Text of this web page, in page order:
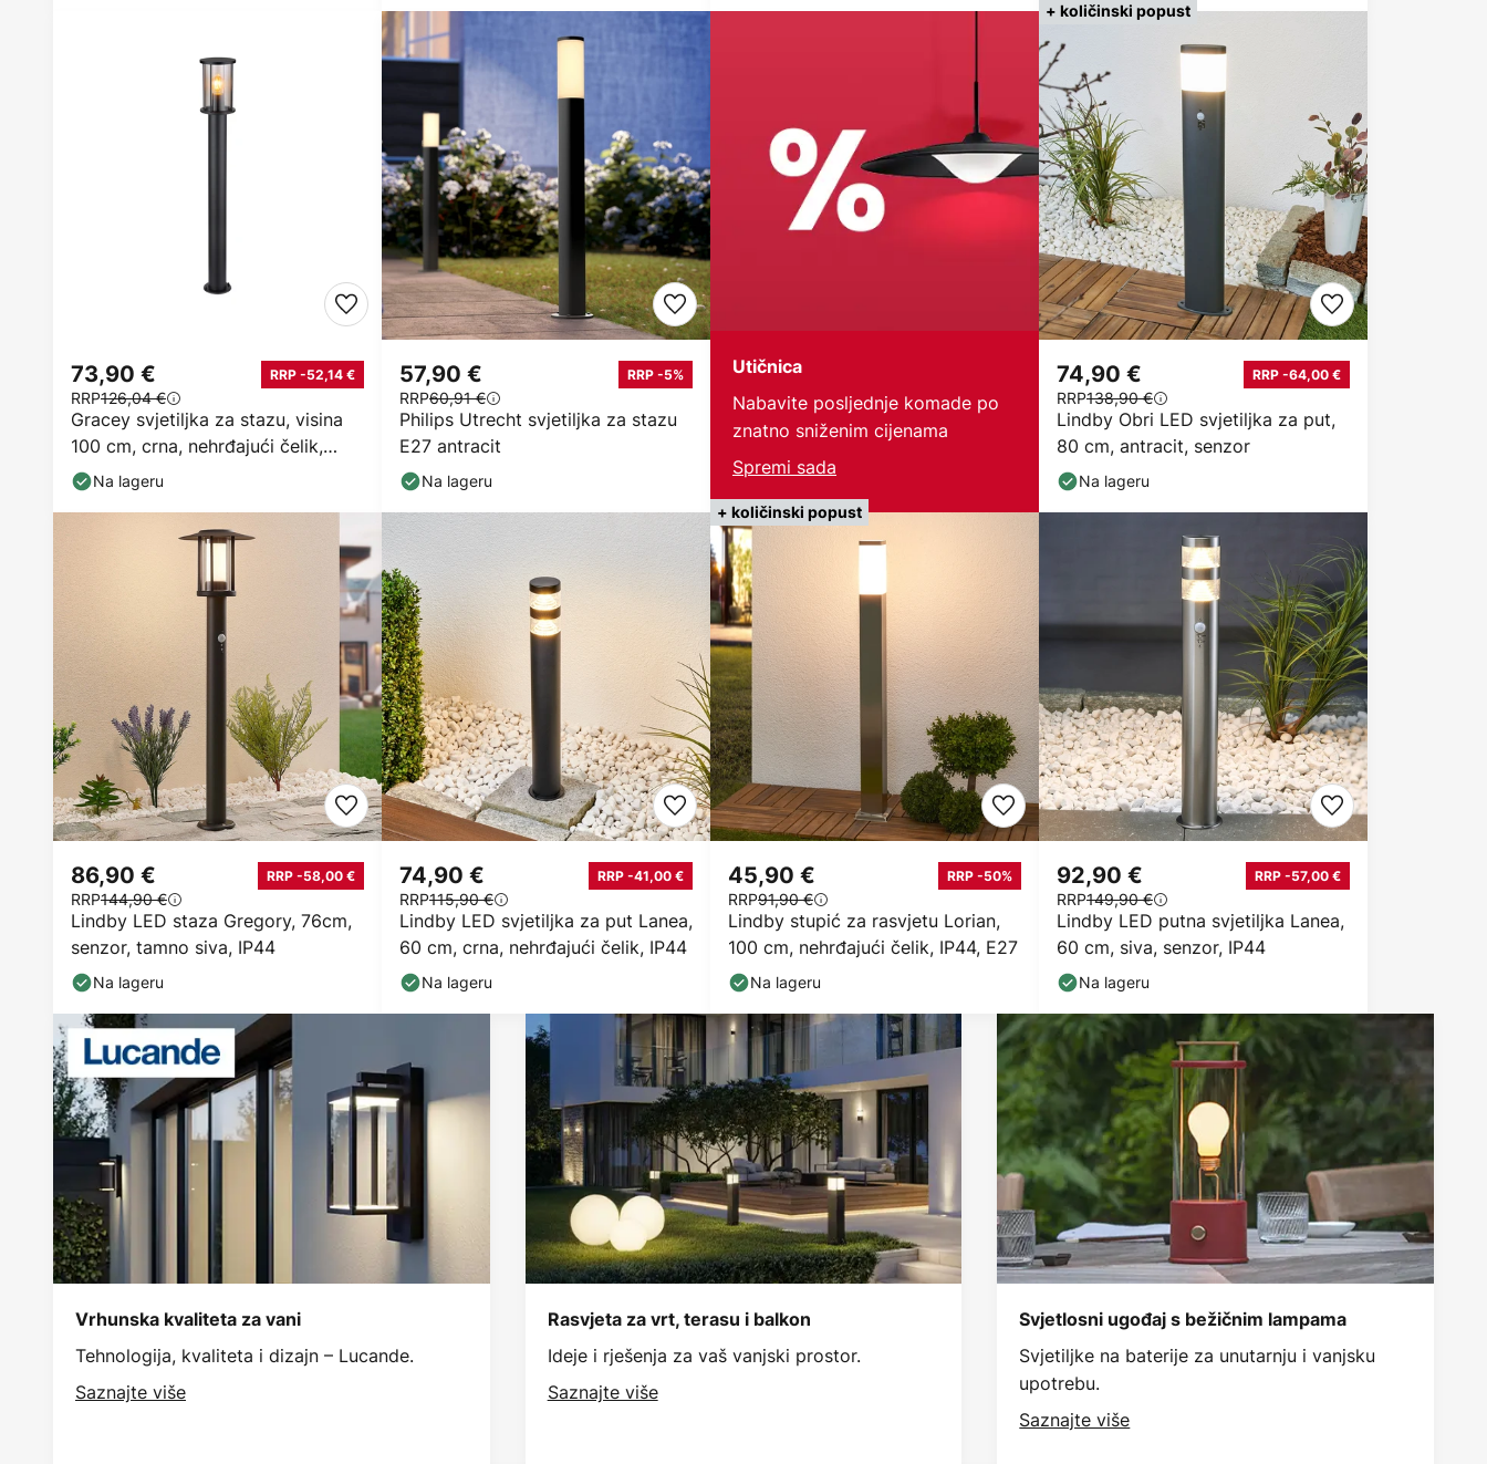
Gracey svjetiljka za stazu, visina
100 cm, crna, nehrđajući čelik,
IP54
73,90 € RRP -52,14 €
RRP126,04 €
Na lageru
Philips Utrecht svjetiljka za stazu
E27 antracit
57,90 € RRP -5%
RRP60,91 €
Na lageru
Utičnica
Nabavite posljednje komade po
znatno sniženim cijenama
Spremi sada
+ količinski popust
Lindby Obri LED svjetiljka za put,
80 cm, antracit, senzor
74,90 € RRP -64,00 €
RRP138,90 €
Na lageru
Lindby LED staza Gregory, 76cm,
senzor, tamno siva, IP44
86,90 € RRP -58,00 €
RRP144,90 €
Na lageru
Lindby LED svjetiljka za put Lanea,
60 cm, crna, nehrđajući čelik, IP44
74,90 € RRP -41,00 €
RRP115,90 €
Na lageru
+ količinski popust
Lindby stupić za rasvjetu Lorian,
100 cm, nehrđajući čelik, IP44, E27
45,90 € RRP -50%
RRP91,90 €
Na lageru
Lindby LED putna svjetiljka Lanea,
60 cm, siva, senzor, IP44
92,90 € RRP -57,00 €
RRP149,90 €
Na lageru
Vrhunska kvaliteta za vani
Tehnologija, kvaliteta i dizajn – Lucande.
Saznajte više
Rasvjeta za vrt, terasu i balkon
Ideje i rješenja za vaš vanjski prostor.
Saznajte više
Svjetlosni ugođaj s bežičnim lampama
Svjetiljke na baterije za unutarnju i vanjsku
upotrebu.
Saznajte više